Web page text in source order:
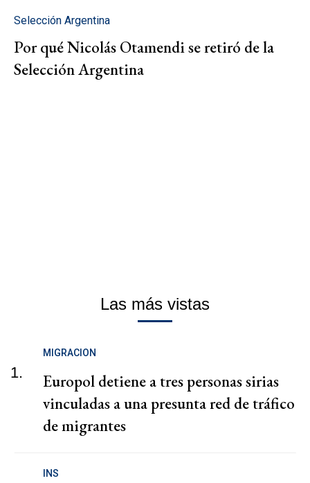
Selección Argentina
Por qué Nicolás Otamendi se retiró de la
Selección Argentina
Las más vistas
1.
MIGRACION
Europol detiene a tres personas sirias
vinculadas a una presunta red de tráfico
de migrantes
INS